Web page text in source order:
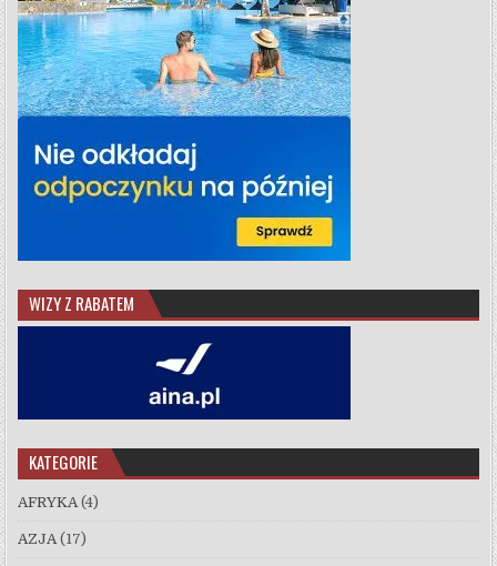
WIZY Z RABATEM
KATEGORIE
AFRYKA(4)
AZJA(17)